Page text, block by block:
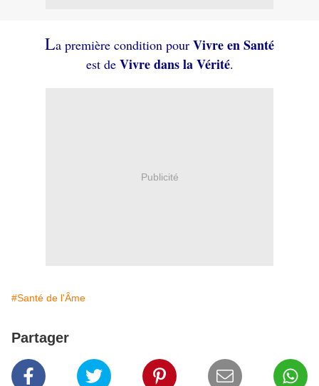
La première condition pour Vivre en Santé
est de Vivre dans la Vérité.
Publicité
#Santé de l'Âme
Partager